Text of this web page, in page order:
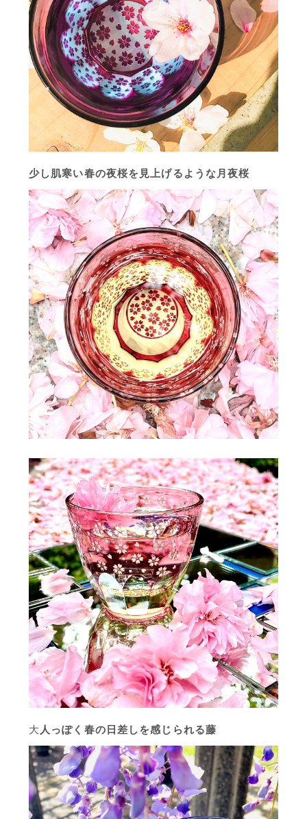
少し肌寒い春の夜桜を見上げるような月夜桜
大 人っぽく春の日差しを感じられる藤